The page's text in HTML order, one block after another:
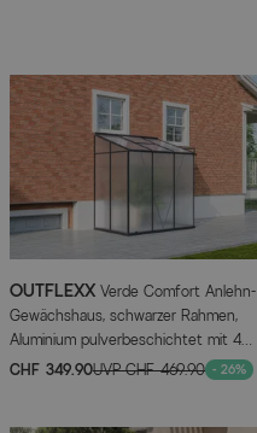
OUTFLEXX Verde Comfort Anlehn-
Gewächshaus, schwarzer Rahmen,
Aluminium pulverbeschichtet mit 4
mm Polycarbonatplatten, 192 x 125 x
CHF 349.90UVPCHF 469.90 - 26%